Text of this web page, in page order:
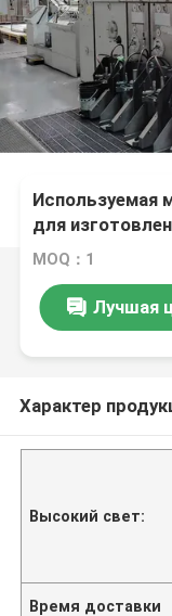
Используемая
для
MOQ：1
Лучшая
Характер
Высокий свет:
Время доставки